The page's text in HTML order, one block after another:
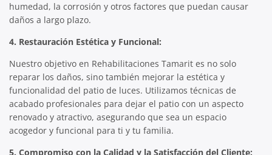
humedad, la corrosión y otros factores que puedan causar
daños a largo plazo.
4. Restauración Estética y Funcional:
Nuestro objetivo en Rehabilitaciones Tamarit es no solo
reparar los daños, sino también mejorar la estética y
funcionalidad del patio de luces. Utilizamos técnicas de
acabado profesionales para dejar el patio con un aspecto
renovado y atractivo, asegurando que sea un espacio
acogedor y funcional para ti y tu familia.
5. Compromiso con la Calidad y la Satisfacción del Cliente: